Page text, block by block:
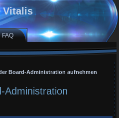
Vitalis
FAQ
Board-Administration aufnehmen
Administration